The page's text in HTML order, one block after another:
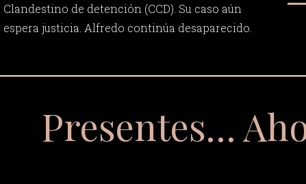
Clandestino de detención (CCD). Su caso aún
espera justicia. Alfredo continúa desaparecido.
Presentes…